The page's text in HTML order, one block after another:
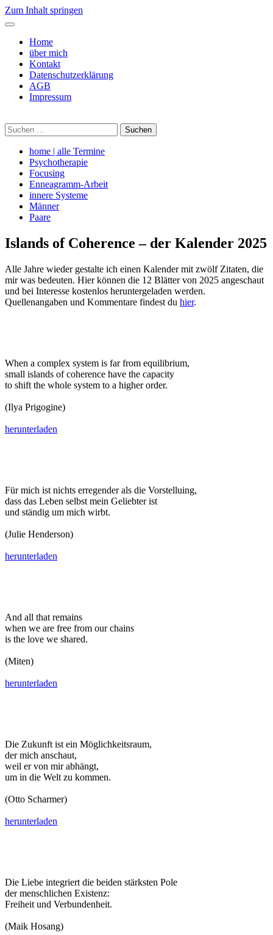
Zum Inhalt springen
Home
über mich
Kontakt
Datenschutzerklärung
AGB
Impressum
Suche
nach:
home | alle Termine
Psychotherapie
Focusing
Enneagramm-Arbeit
innere Systeme
Männer
Paare
Islands of Coherence – der Kalender 2025
Alle Jahre wieder gestalte ich einen Kalender mit zwölf Zitaten, die
mir was bedeuten. Hier können die 12 Blätter von 2025 angeschaut
und bei Interesse kostenlos heruntergeladen werden.
Quellenangaben und Kommentare findest du hier.
When a complex system is far from equilibrium,
small islands of coherence have the capacity
to shift the whole system to a higher order.
(Ilya Prigogine)
herunterladen
Für mich ist nichts erregender als die Vorstelluing,
dass das Leben selbst mein Geliebter ist
und ständig um mich wirbt.
(Julie Henderson)
herunterladen
And all that remains
when we are free from our chains
is the love we shared.
(Miten)
herunterladen
Die Zukunft ist ein Möglichkeitsraum,
der mich anschaut,
weil er von mir abhängt,
um in die Welt zu kommen.
(Otto Scharmer)
herunterladen
Die Liebe integriert die beiden stärksten Pole
der menschlichen Existenz:
Freiheit und Verbundenheit.
(Maik Hosang)